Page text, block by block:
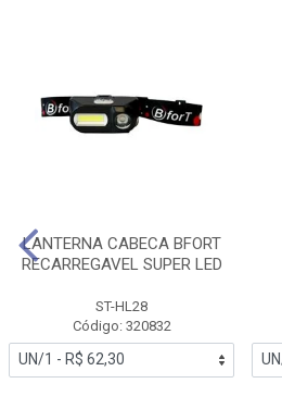
LANTERNA CABECA BFORT
RECARREGAVEL SUPER LED
ST-HL28
Código: 320832